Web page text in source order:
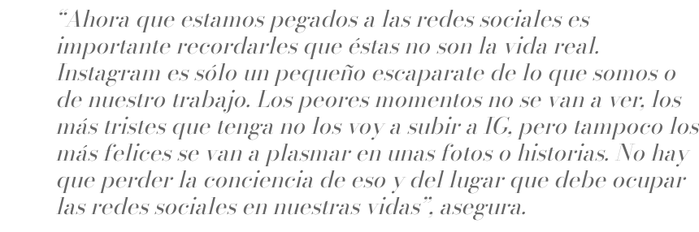
“Ahora que estamos pegados a las redes sociales es
importante recordarles que éstas no son la vida real.
Instagram es sólo un pequeño escaparate de lo que somos o
de nuestro trabajo. Los peores momentos no se van a ver, los
más tristes que tenga no los voy a subir a IG, pero tampoco los
más felices se van a plasmar en unas fotos o historias. No hay
que perder la conciencia de eso y del lugar que debe ocupar
las redes sociales en nuestras vidas”, asegura.